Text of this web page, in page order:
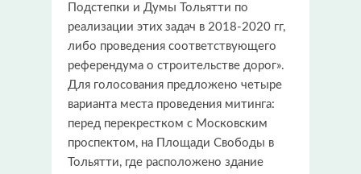
Подстепки и Думы Тольятти по
реализации этих задач в 2018-2020 гг,
либо проведения соответствующего
референдума о строительстве дорог».
Для голосования предложено четыре
варианта места проведения митинга:
перед перекрестком с Московским
проспектом, на Площади Свободы в
Тольятти, где расположено здание